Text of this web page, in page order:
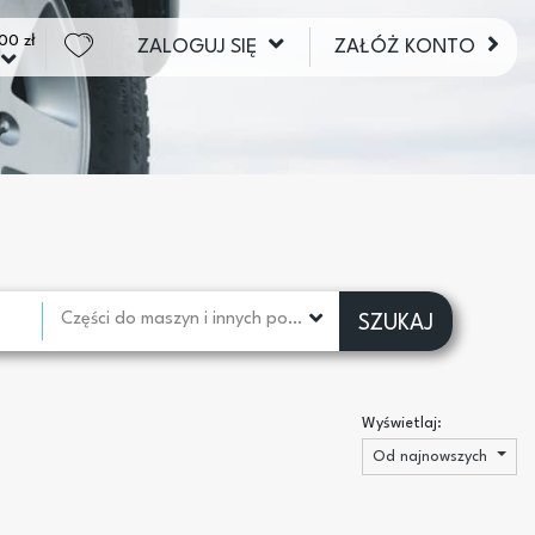
zł ZALOGUJ SIĘ ZAŁÓŻ KONTO
Części do maszyn i innych pojazdów SZUKAJ
Wyświetlaj:
Od najnowszych